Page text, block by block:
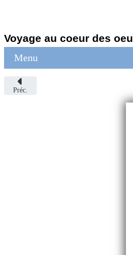
Voyage au coeur des
Menu
Préc.